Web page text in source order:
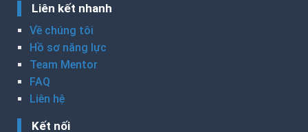
Liên kết nhanh
Về chúng tôi
Hồ sơ năng lực
Team Mentor
FAQ
Liên hệ
Kết nối